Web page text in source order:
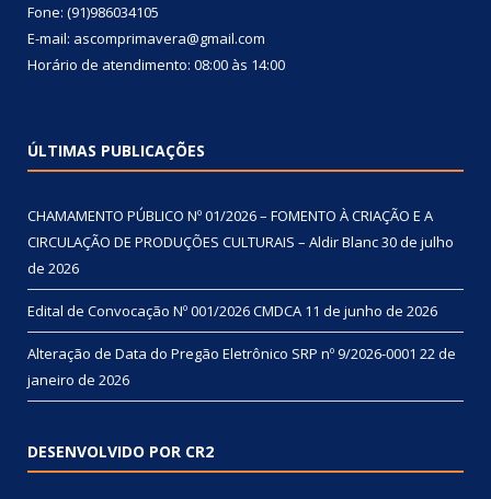
Fone: (91)986034105
E-mail: ascomprimavera@gmail.com
Horário de atendimento: 08:00 às 14:00
ÚLTIMAS PUBLICAÇÕES
CHAMAMENTO PÚBLICO Nº 01/2026 – FOMENTO À CRIAÇÃO E A
CIRCULAÇÃO DE PRODUÇÕES CULTURAIS – Aldir Blanc30 de julho
de 2026
Edital de Convocação Nº 001/2026 CMDCA 11 de junho de 2026
Alteração de Data do Pregão Eletrônico SRP nº 9/2026-0001 22 de
janeiro de 2026
DESENVOLVIDO POR CR2